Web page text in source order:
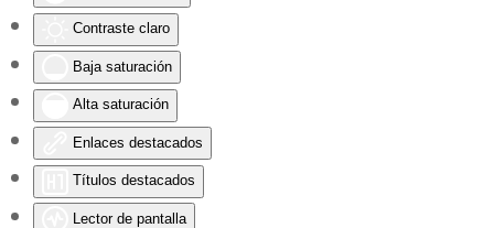
Contraste claro
Baja saturación
Alta saturación
Enlaces destacados
Títulos destacados
Lector de pantalla